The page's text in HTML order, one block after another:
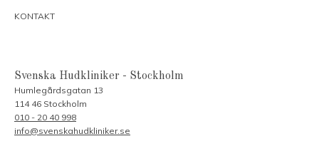
KONTAKT
Svenska Hudkliniker - Stockholm
Humlegårdsgatan 13
114 46 Stockholm
010 - 20 40 998
info@svenskahudkliniker.se